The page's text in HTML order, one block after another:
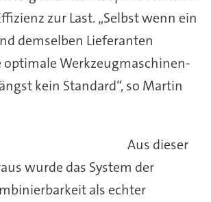
zur Last. „Selbst wenn ein
demselben Lieferanten
Werkzeugmaschinen-
kein Standard“, so Martin
Aus dieser
wurde das System der
als echter